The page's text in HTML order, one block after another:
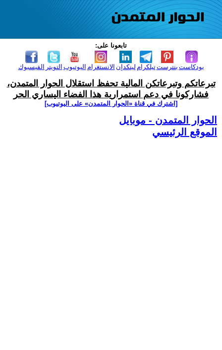
تابعونا على:
الفيسبوك التويتر اليوتيوب الانستغرام لينكدإن تيلكرامبنترست بودكاست
تبرعاتكم وتبرعاتكن المالية تحفظ استقلال الحوار المتمدن،
فشاركونا في دعم استمرارية هذا الفضاء اليساري الحر
[اشترك في قناة ‫«الحوار المتمدن» على اليوتيوب]
الحوار المتمدن - موبايل
الموقع الرئيسي